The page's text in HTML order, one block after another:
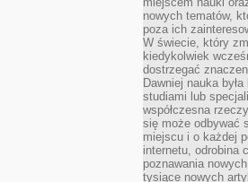
nowych tematów,
poza ich
W świecie, który
kiedykolwiek
dostrzegać
Dawniej nauka
studiami lub
współczesna
się może odbywać
miejscu i o każdej
internetu, odrobina
poznawania
tysiące nowych